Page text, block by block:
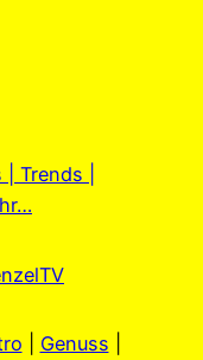
Trends |
Genuss